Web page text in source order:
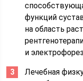
функций
на область
и
Лечебная